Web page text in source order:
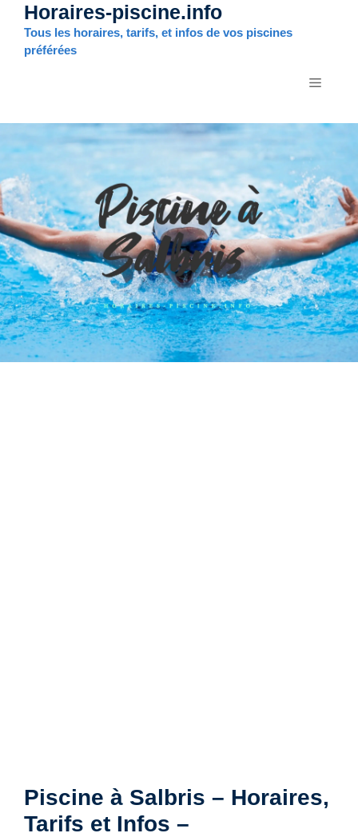
Aller
contenu
Horaires-piscine.info
Tous les horaires, tarifs, et infos de vos piscines
préférées
MENU
Piscine à Salbris – Horaires,
Tarifs et Infos –